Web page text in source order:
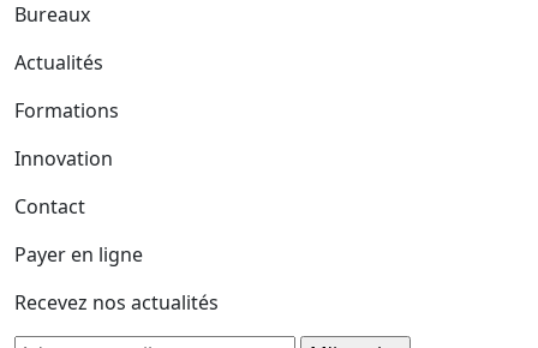
Bureaux
Actualités
Formations
Innovation
Contact
Payer en ligne
Recevez nos actualités